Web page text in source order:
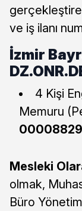
ve iş ilanı
İzmir
4 Kişi
Memuru
Mesleki
olmak,
Büro